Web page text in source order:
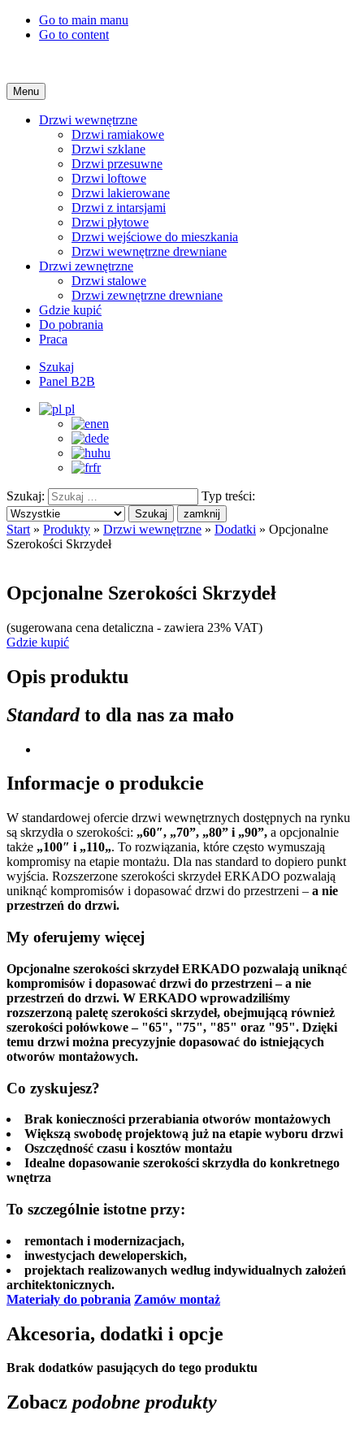
Go to main manu
Go to content
Menu
Drzwi wewnętrzne
Drzwi ramiakowe
Drzwi szklane
Drzwi przesuwne
Drzwi loftowe
Drzwi lakierowane
Drzwi z intarsjami
Drzwi płytowe
Drzwi wejściowe do mieszkania
Drzwi wewnętrzne drewniane
Drzwi zewnętrzne
Drzwi stalowe
Drzwi zewnętrzne drewniane
Gdzie kupić
Do pobrania
Praca
Szukaj
Panel B2B
pl
en
de
hu
fr
Szukaj: Typ treści:
Szukaj zamknij
Start » Produkty » Drzwi wewnętrzne » Dodatki » Opcjonalne
Szerokości Skrzydeł
Opcjonalne Szerokości Skrzydeł
(sugerowana cena detaliczna - zawiera 23% VAT)
Gdzie kupić
Opis produktu
Standardto dla nas za mało
Informacje o produkcie
W standardowej ofercie drzwi wewnętrznych dostępnych na rynku
są skrzydła o szerokości: „60″, „70”, „80” i „90”, a opcjonalnie
także „100″ i „110„. To rozwiązania, które często wymuszają
kompromisy na etapie montażu. Dla nas standard to dopiero punkt
wyjścia. Rozszerzone szerokości skrzydeł ERKADO pozwalają
uniknąć kompromisów i dopasować drzwi do przestrzeni – a nie
przestrzeń do drzwi.
My oferujemy więcej
Opcjonalne szerokości skrzydeł ERKADO pozwalają uniknąć
kompromisów i dopasować drzwi do przestrzeni – a nie
przestrzeń do drzwi. W ERKADO wprowadziliśmy
rozszerzoną paletę szerokości skrzydeł, obejmującą również
szerokości połówkowe – "65", "75", "85" oraz "95". Dzięki
temu drzwi można precyzyjnie dopasować do istniejących
otworów montażowych.
Co zyskujesz?
Brak konieczności przerabiania otworów montażowych
Większą swobodę projektową już na etapie wyboru drzwi
Oszczędność czasu i kosztów montażu
Idealne dopasowanie szerokości skrzydła do konkretnego
wnętrza
To szczególnie istotne przy:
remontach i modernizacjach,
inwestycjach deweloperskich,
projektach realizowanych według indywidualnych założeń
architektonicznych.
Materiały do pobrania Zamów montaż
Akcesoria, dodatki i opcje
Brak dodatków pasujących do tego produktu
Zobacz podobne produkty